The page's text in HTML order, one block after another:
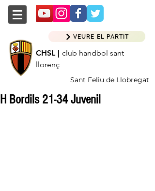
CHSL | club handbol sant
llorenç
Sant Feliu de Llobregat
VEURE EL PARTIT
H Bordils 21-34 Juvenil